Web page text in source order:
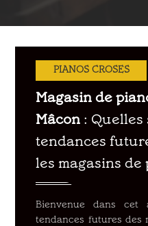
PIANOS CROSES
Magasin de
Mâcon : Quelles
tendances
les magasins de
Bienvenue dans cet
tendances futures des